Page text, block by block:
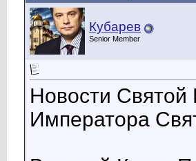
Кубарев
Senior Member
Новости Святой
Императора